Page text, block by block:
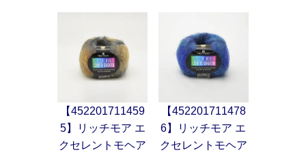
【452201711459
5】リッチモア エ
クセレントモヘア
【452201711478
6】リッチモア エ
クセレントモヘア